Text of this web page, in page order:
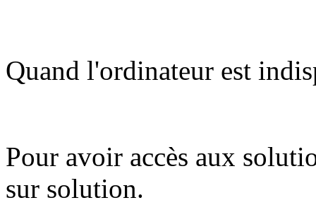
Quand l'ordinateur est
Pour avoir accès aux
sur solution.